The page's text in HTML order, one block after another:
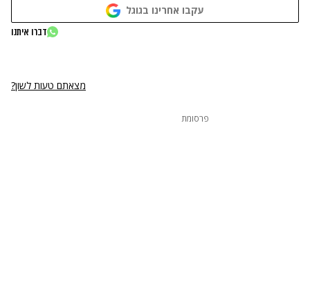
עקבו אחרינו בגוגל
נתקלנו בבעיה
דברו איתנו
מצאתם טעות לשון?
פרסומת